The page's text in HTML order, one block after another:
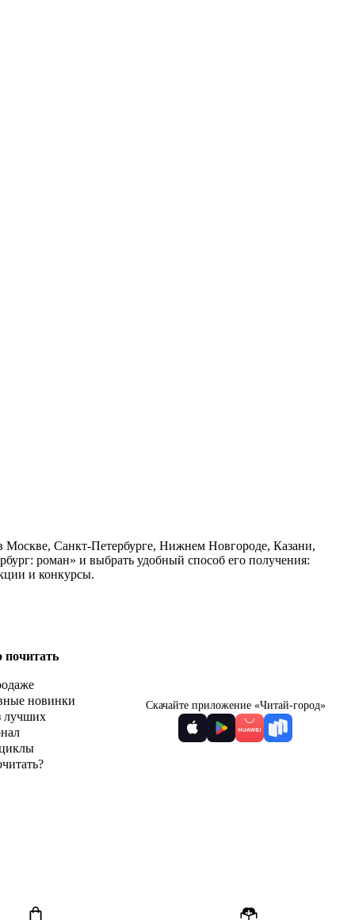
Москве, Санкт-Петербурге, Нижнем Новгороде, Казани,
роман» и выбрать удобный способ его получения:
и конкурсы.
почитать
новинки
лучших
Скачайте приложение «Читай-город»